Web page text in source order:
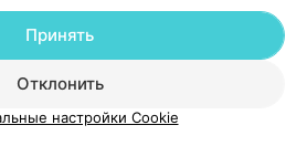
Добавить компанию
Отклонить
Принять
настройки Cookie